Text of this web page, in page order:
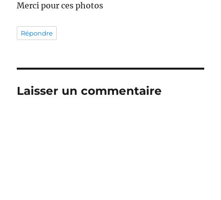
Merci pour ces photos
Répondre
Laisser un commentaire